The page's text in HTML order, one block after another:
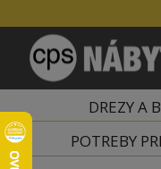
DREZY A
POTREBY